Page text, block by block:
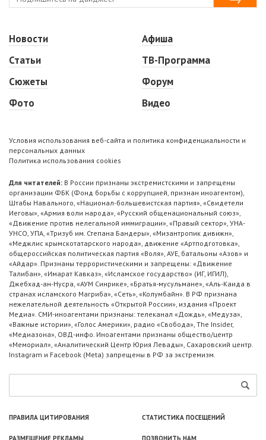
Новости
Статьи
Сюжеты
Фото
Афиша
ТВ-Программа
Форум
Видео
Условия использования веб-сайта и политика конфиденциальности и
персональных данных
Политика использования cookies
Для читателей: В России признаны экстремистскими и запрещены
организации ФБК (Фонд борьбы с коррупцией, признан иноагентом),
Штабы Навального, «Национал-большевистская партия», «Свидетели
Иеговы», «Армия воли народа», «Русский общенациональный союз»,
«Движение против нелегальной иммиграции», «Правый сектор», УНА-
УНСО, УПА, «Тризуб им. Степана Бандеры», «Мизантропик дивижн»,
«Меджлис крымскотатарского народа», движение «Артподготовка»,
общероссийская политическая партия «Воля», АУЕ, батальоны «Азов» и
«Айдар». Признаны террористическими и запрещены: «Движение
Талибан», «Имарат Кавказ», «Исламское государство» (ИГ, ИГИЛ),
Джебхад-ан-Нусра, «АУМ Синрике», «Братья-мусульмане», «Аль-Каида в
странах исламского Магриба», «Сеть», «Колумбайн». В РФ признана
нежелательной деятельность «Открытой России», издания «Проект
Медиа». СМИ-иноагентами признаны: телеканал «Дождь», «Медуза»,
«Важные истории», «Голос Америки», радио «Свобода», The Insider,
«Медиазона», ОВД-инфо. Иноагентами признаны общество/центр
«Мемориал», «Аналитический Центр Юрия Левады», Сахаровский центр.
Instagram и Facebook (Metа) запрещены в РФ за экстремизм.
ПРАВИЛА ЦИТИРОВАНИЯ СТАТИСТИКА ПОСЕЩЕНИЙ
РАЗМЕЩЕНИЕ РЕКЛАМЫ ПОЗВОНИТЬ НАМ